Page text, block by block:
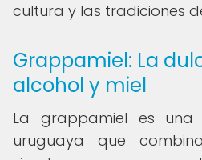
cultura y las tradiciones
Grappamiel: La
alcohol y miel
La grappamiel es una
uruguaya que